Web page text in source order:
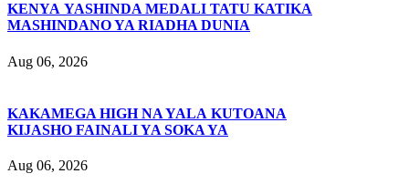
KENYA YASHINDA MEDALI TATU KATIKA
MASHINDANO YA RIADHA DUNIA
Aug 06, 2026
KAKAMEGA HIGH NA YALA KUTOANA
KIJASHO FAINALI YA SOKA YA
Aug 06, 2026